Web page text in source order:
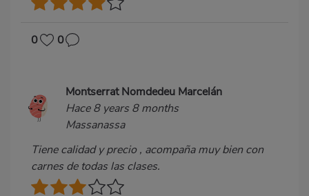
0 0
Montserrat Nomdedeu Marcelán
Hace 8 years 8 months
Massanassa
Tiene calidad y precio , acompaña muy bien con
carnes de todas las clases.